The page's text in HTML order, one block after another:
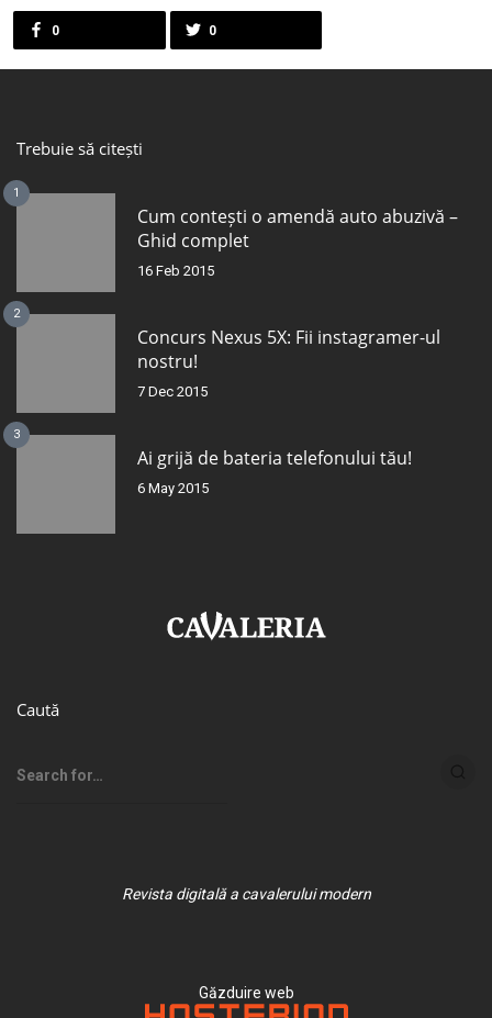
0 0
Trebuie să citești
1
Cum contești o amendă auto abuzivă –
Ghid complet
16 Feb 2015
2
Concurs Nexus 5X: Fii instagramer-ul
nostru!
7 Dec 2015
3
Ai grijă de bateria telefonului tău!
6 May 2015
Caută
Revista digitală a cavalerului modern
Găzduire web